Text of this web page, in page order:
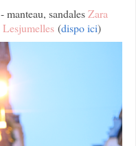
-manteau, sandalesZara
Lesjumelles(dispo ici)